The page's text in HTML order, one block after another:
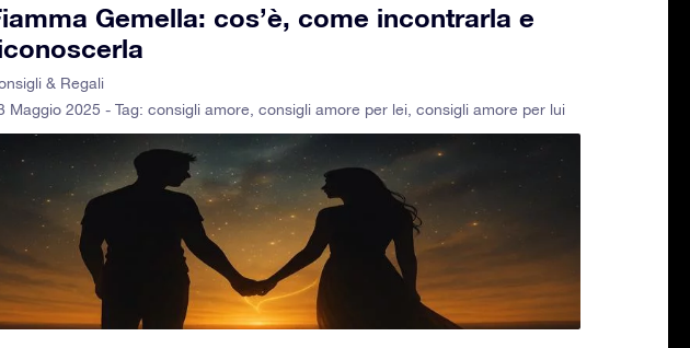
Gemella: cos’è, come incontrarla e
& Regali
Maggio 2025 - Tag: consigli amore consigli amore per lei consigli amore per lui